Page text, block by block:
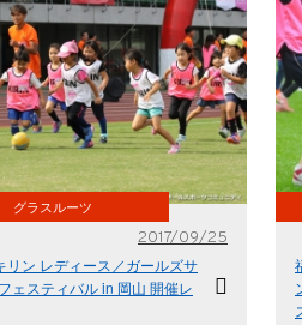
グラスルーツ
2017/09/25
リン レディース／ガールズサ
ェスティバル in 岡山 開催レ